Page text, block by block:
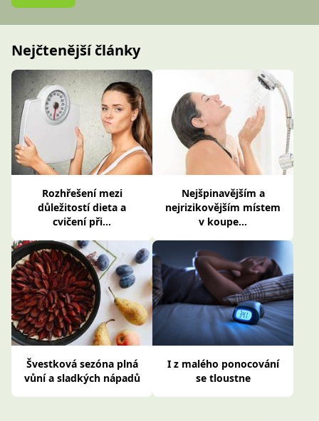
Nejčtenější články
Rozhřešení mezi
důležitostí dieta a
cvičení při...
Nejšpinavějším a
nejrizikovějším místem
v koupe...
Švestková sezóna plná
vůní a sladkých nápadů
I z malého ponocování
se tloustne